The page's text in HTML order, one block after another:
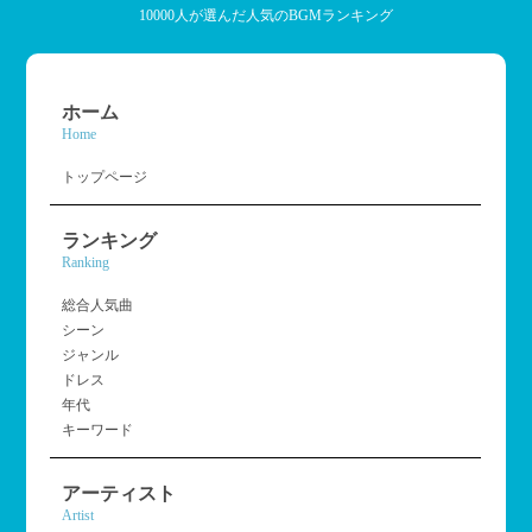
10000人が選んだ人気のBGMランキング
ホーム
Home
トップページ
ランキング
Ranking
総合人気曲
シーン
ジャンル
ドレス
年代
キーワード
アーティスト
Artist